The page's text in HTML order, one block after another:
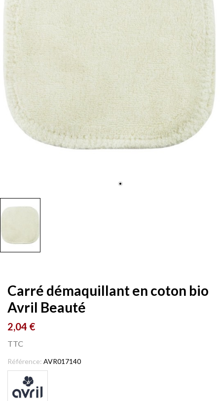
Carré démaquillant en coton bio
Avril Beauté
2,04 €
TTC
Référence: AVR017140